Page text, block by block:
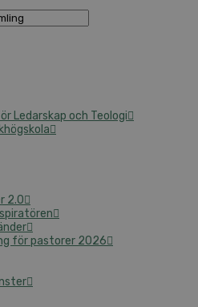
Ledarskap och Teologi
2.0
för pastorer 2026